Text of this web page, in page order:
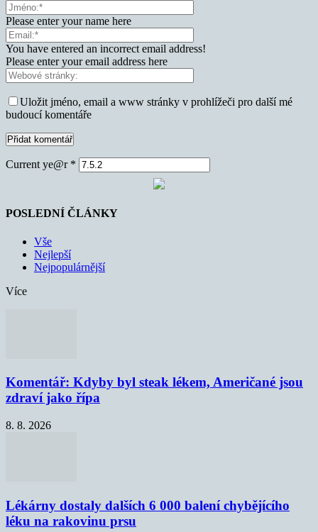
Please enter your name here
You have entered an incorrect email address!
Please enter your email address here
Uložit jméno, email a www stránky v prohlížeči pro další mé
budoucí komentáře
Current ye@r *
POSLEDNÍ ČLÁNKY
Vše
Nejlepší
Nejpopulárnější
Více
Komentář: Kdyby byl steak lékem, Američané jsou
zdraví jako řípa
8. 8. 2026
Lékárny dostaly dalších 6 000 balení chybějícího
léku na rakovinu prsu